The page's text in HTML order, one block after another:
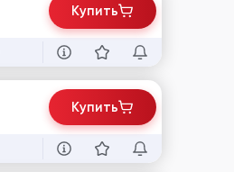
Купить
Купить